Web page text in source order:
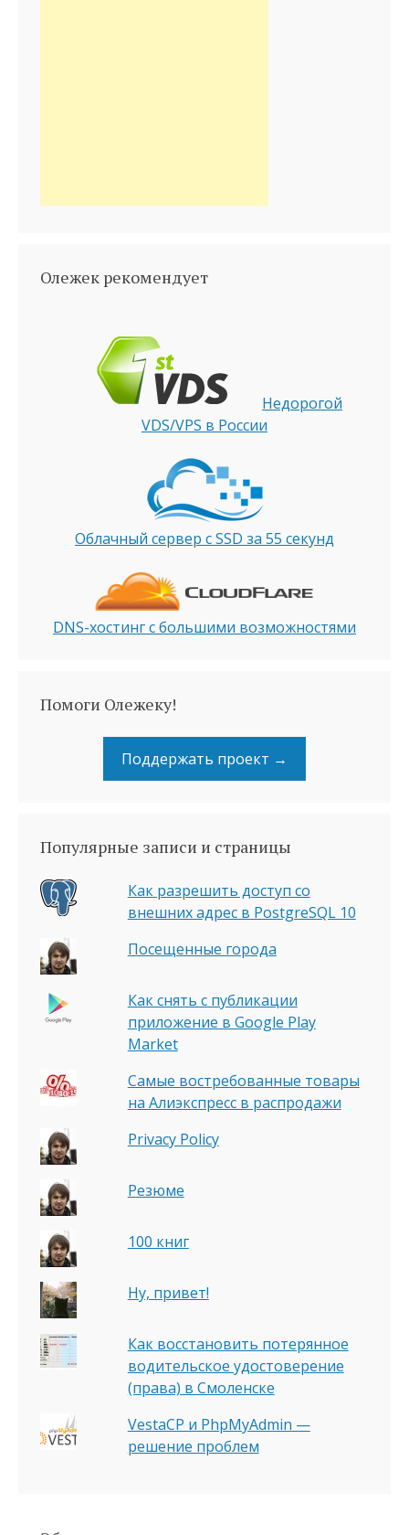
Олежек рекомендует
Недорогой
VDS/VPS в России
Облачный сервер с SSD за 55 секунд
DNS-хостинг с большими возможностями
Помоги Олежеку!
Поддержать проект →
Популярные записи и страницы
Как разрешить доступ со
внешних адрес в PostgreSQL 10
Посещенные города
Как снять с публикации
приложение в Google Play
Market
Самые востребованные товары
на Алиэкспресс в распродажи
Privacy Policy
Резюме
100 книг
Ну, привет!
Как восстановить потерянное
водительское удостоверение
(права) в Смоленске
VestaCP и PhpMyAdmin —
решение проблем